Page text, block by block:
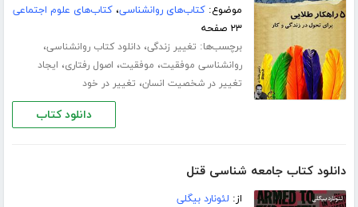
موضوع:کتاب‌های روانشناسی،کتاب‌های علوم اجتماعی
۲۳ صفحه
برچسب‌ها: تغییر زندگی،دانلود کتاب روانشناسی،
روانشناسی موفقیت، موفقیت، اصول رفتاری، ایجاد
تغییر در شخصیت انسان، تغییر در خود
دانلود کتاب
دانلود کتاب جامعه شناسی قتل
از: لئونارد بیگلی